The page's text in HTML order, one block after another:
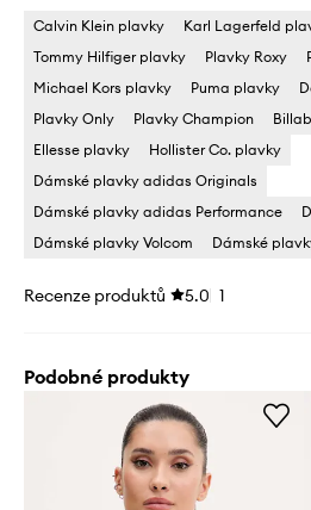
Calvin Klein plavky Karl Lagerfeld
Tommy Hilfiger plavky
Plavky Roxy
Michael Kors plavky
Puma plavky
Plavky Only
Plavky Champion
Ellesse plavky
Hollister Co. plavky
Dámské plavky adidas Originals
Dámské plavky adidas Performance
Dámské plavky Volcom
Dámské
Recenze produktů 5.0 1
Podobné produkty